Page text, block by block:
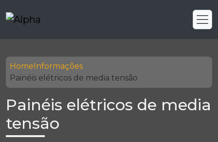
HomeInformações
Painéis elétricos de media tensão
Painéis elétricos de media
tensão